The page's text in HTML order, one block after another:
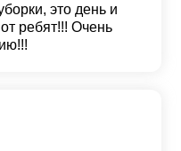
это день и
ребят!!! Очень